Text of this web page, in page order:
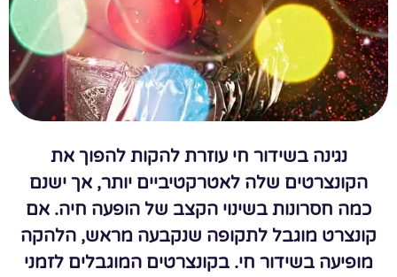
נגינה בשידור חי עוזרת להקות להפוך את
הקונצרטים שלה לאטרקטיביים יותר, אך ישנם
כמה חסרונות בשינוי הקצב של הופעה חיה. אם
קונצרט מוגבל לתקופה שנקבעה מראש, הלהקה
מופיעה בשידור חי. בקונצרטים המוגבלים לזמני